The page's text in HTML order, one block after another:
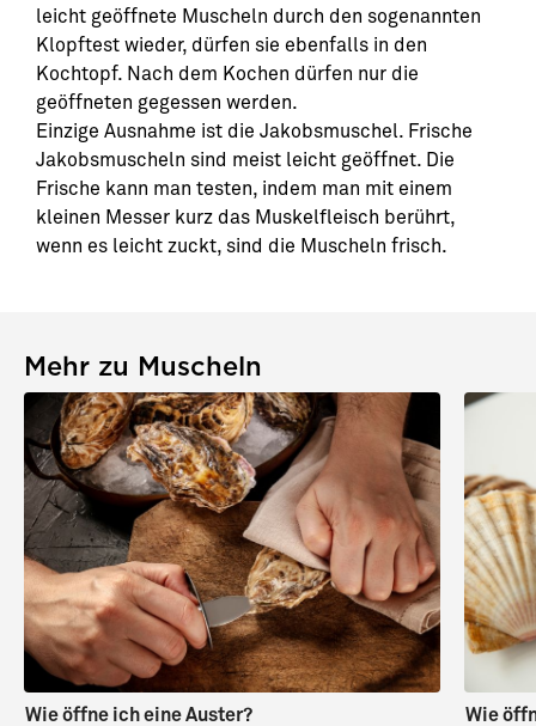
leicht geöffnete Muscheln durch den sogenannten
Klopftest wieder, dürfen sie ebenfalls in den
Kochtopf. Nach dem Kochen dürfen nur die
geöffneten gegessen werden.
Einzige Ausnahme ist die Jakobsmuschel. Frische
Jakobsmuscheln sind meist leicht geöffnet. Die
Frische kann man testen, indem man mit einem
kleinen Messer kurz das Muskelfleisch berührt,
wenn es leicht zuckt, sind die Muscheln frisch.
Mehr zu Muscheln
Wie öffne ich eine Auster? Wie